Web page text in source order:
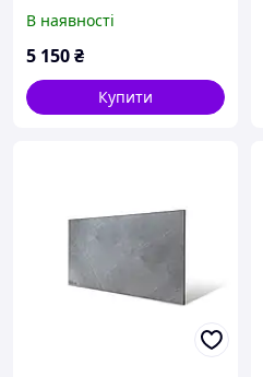
700/220 Dark
В наявності
5 150₴
Купити